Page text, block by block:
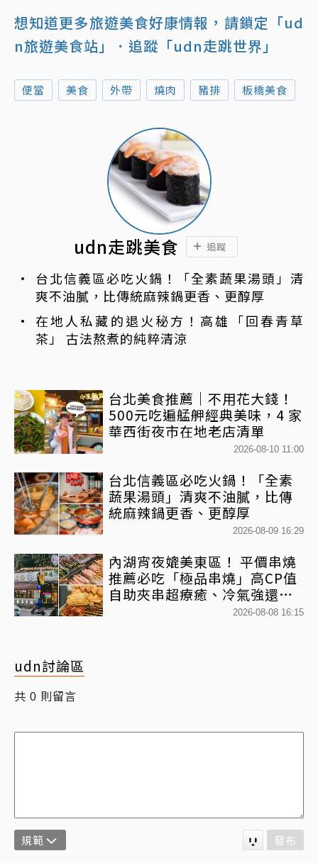
想知道更多旅遊美食好康情報，請鎖定「ud
n旅遊美食站」
．追蹤「udn走跳世界」
便當 美食 外帶 燒肉 豬排 板橋美食
udn走跳美食 追蹤
台北信義區必吃火鍋！「全素蔬果湯頭」清
爽不油膩，比傳統麻辣鍋更香、更醇厚
在地人私藏的退火秘方！高雄「回春青草
茶」 古法熬煮的純粹清涼
台北美食推薦｜不用花大錢！
500元吃遍艋舺經典美味，4 家
華西街夜市在地老店清單
2026-08-10 11:00
台北信義區必吃火鍋！「全素
蔬果湯頭」清爽不油膩，比傳
統麻辣鍋更香、更醇厚
2026-08-09 16:29
內湖宵夜媲美東區！ 平價串燒
推薦必吃「極品串燒」高CP值
自助夾串超療癒、冷氣強還不
2026-08-08 16:15
udn討論區
共 0 則留言
規範 發布